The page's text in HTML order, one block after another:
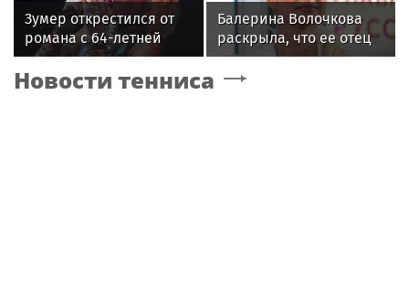
Зумер открестился от
романа с 64-летней
Жанной Агузаровой
Балерина Волочкова
раскрыла, что ее отец
не может
восстановиться после
Новости тенниса